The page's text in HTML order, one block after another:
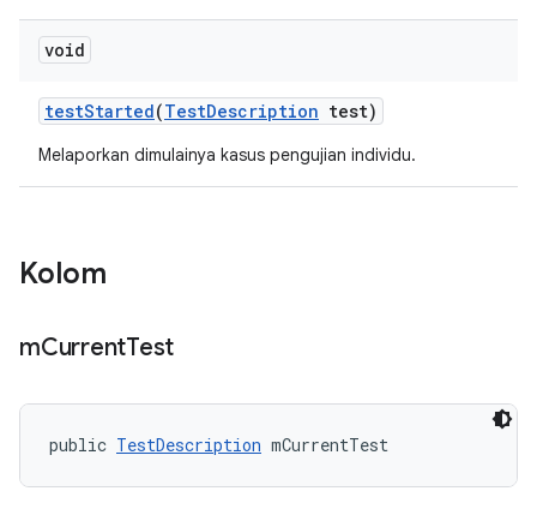
void
testStarted(TestDescription test)
Melaporkan dimulainya kasus pengujian individu.
Kolom
mCurrentTest
public TestDescription mCurrentTest